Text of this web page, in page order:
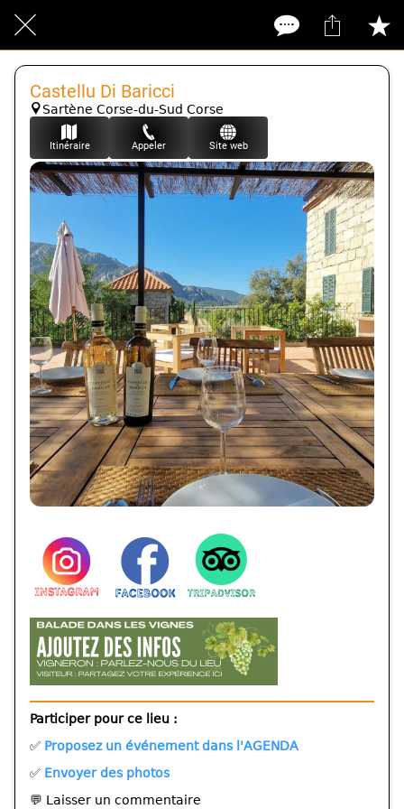
Castellu Di Baricci
Sartène Corse-du-Sud Corse
Itinéraire Appeler Site web
Participer pour ce lieu :
✅ Proposez un événement dans l'AGENDA
✅ Envoyer des photos
💬 Laisser un commentaire